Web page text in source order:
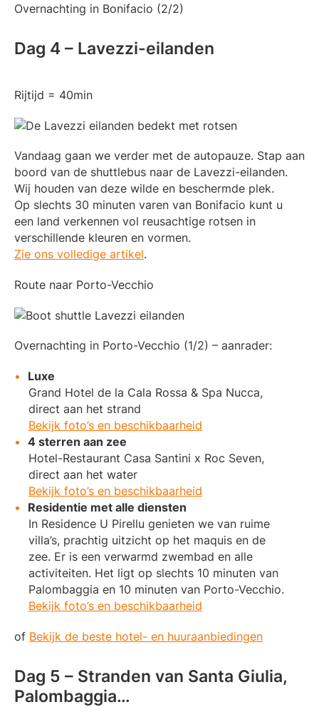
Overnachting in Bonifacio (2/2)
Dag 4 – Lavezzi-eilanden
Rijtijd = 40min
Vandaag gaan we verder met de autopauze. Stap aan
boord van de shuttlebus naar de Lavezzi-eilanden.
Wij houden van deze wilde en beschermde plek.
Op slechts 30 minuten varen van Bonifacio kunt u
een land verkennen vol reusachtige rotsen in
verschillende kleuren en vormen.
Zie ons volledige artikel.
Route naar Porto-Vecchio
Overnachting in Porto-Vecchio (1/2) – aanrader:
Luxe
Grand Hotel de la Cala Rossa & Spa Nucca,
direct aan het strand
Bekijk foto’s en beschikbaarheid
4 sterren aan zee
Hotel-Restaurant Casa Santini x Roc Seven,
direct aan het water
Bekijk foto’s en beschikbaarheid
Residentie met alle diensten
In Residence U Pirellu genieten we van ruime
villa’s, prachtig uitzicht op het maquis en de
zee. Er is een verwarmd zwembad en alle
activiteiten. Het ligt op slechts 10 minuten van
Palombaggia en 10 minuten van Porto-Vecchio.
Bekijk foto’s en beschikbaarheid
of Bekijk de beste hotel- en huuraanbiedingen
Dag 5 – Stranden van Santa Giulia,
Palombaggia…